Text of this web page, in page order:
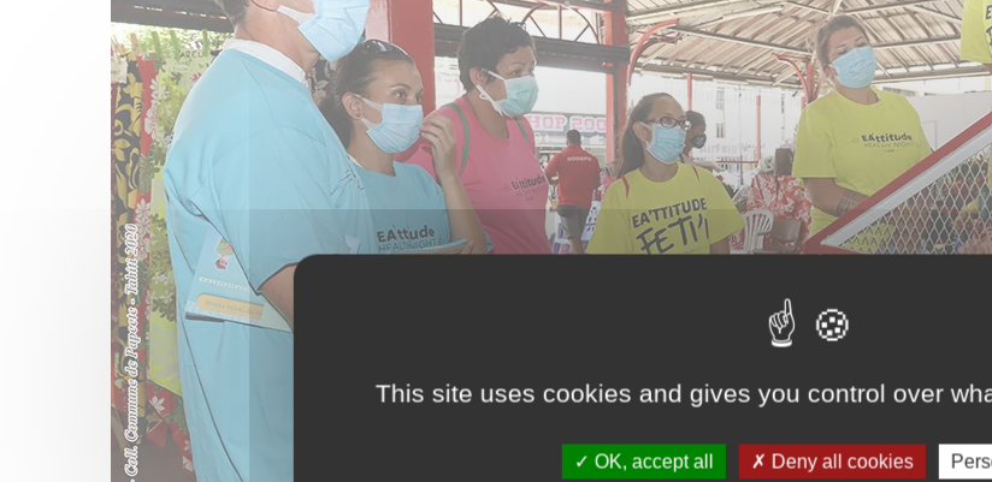
This site uses cookies and gives you control over
OK, accept all Deny all cookies